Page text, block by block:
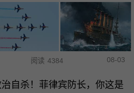
阅读 4384 08-03
治自杀！菲律宾防长，你这是